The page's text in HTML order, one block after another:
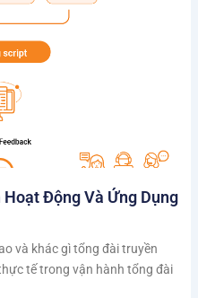
Động Và Ứng Dụng
và khác gì tổng đài truyền
tế trong vận hành tổng đài